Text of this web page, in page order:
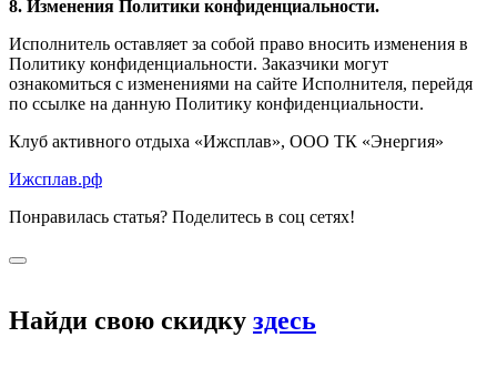
8. Изменения Политики конфиденциальности.
Исполнитель оставляет за собой право вносить изменения в
Политику конфиденциальности. Заказчики могут
ознакомиться с изменениями на сайте Исполнителя, перейдя
по ссылке на данную Политику конфиденциальности.
Клуб активного отдыха «Ижсплав», ООО ТК «Энергия»
Ижсплав.рф
Понравилась статья? Поделитесь в соц сетях!
Найди свою скидку здесь